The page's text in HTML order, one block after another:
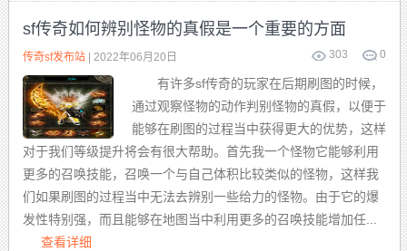
sf传奇如何辨别怪物的真假是一个重要的方面
303 0
传奇sf发布站 | 2022年06月20日
有许多sf传奇的玩家在后期刷图的时候，
通过观察怪物的动作判别怪物的真假，以便于
能够在刷图的过程当中获得更大的优势，这样
对于我们等级提升将会有很大帮助。首先我一个怪物它能够利用
更多的召唤技能，召唤一个与自己体积比较类似的怪物，这样我
们如果刷图的过程当中无法去辨别一些给力的怪物。由于它的爆
发性特别强，而且能够在地图当中利用更多的召唤技能增加任...
查看详细